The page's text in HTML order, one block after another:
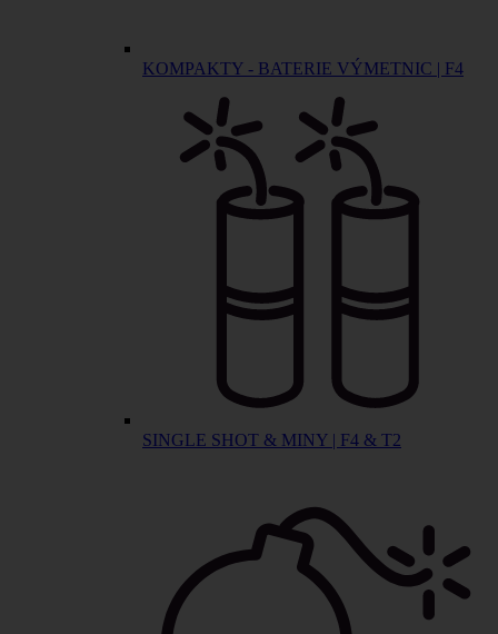
KOMPAKTY - BATERIE VÝMETNIC | F4
SINGLE SHOT & MINY | F4 & T2